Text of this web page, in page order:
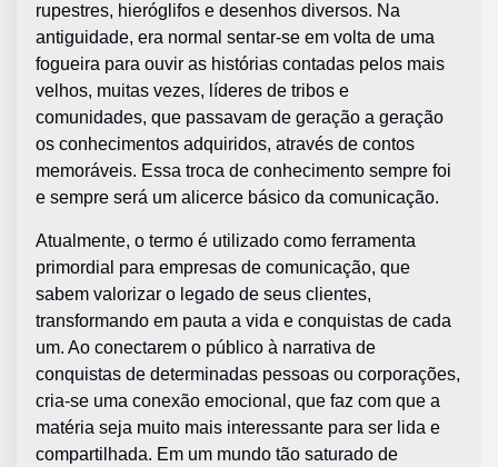
rupestres, hieróglifos e desenhos diversos. Na
antiguidade, era normal sentar-se em volta de uma
fogueira para ouvir as histórias contadas pelos mais
velhos, muitas vezes, líderes de tribos e
comunidades, que passavam de geração a geração
os conhecimentos adquiridos, através de contos
memoráveis. Essa troca de conhecimento sempre foi
e sempre será um alicerce básico da comunicação.
Atualmente, o termo é utilizado como ferramenta
primordial para empresas de comunicação, que
sabem valorizar o legado de seus clientes,
transformando em pauta a vida e conquistas de cada
um. Ao conectarem o público à narrativa de
conquistas de determinadas pessoas ou corporações,
cria-se uma conexão emocional, que faz com que a
matéria seja muito mais interessante para ser lida e
compartilhada. Em um mundo tão saturado de